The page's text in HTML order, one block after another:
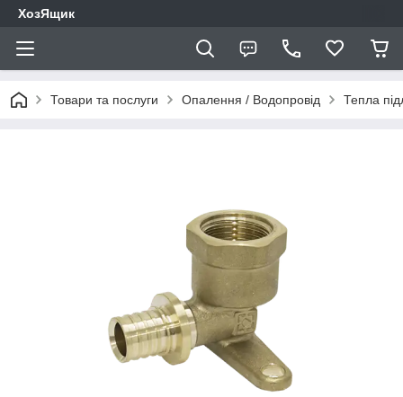
ХозЯщик
Товари та послуги Опалення / Водопровід Тепла